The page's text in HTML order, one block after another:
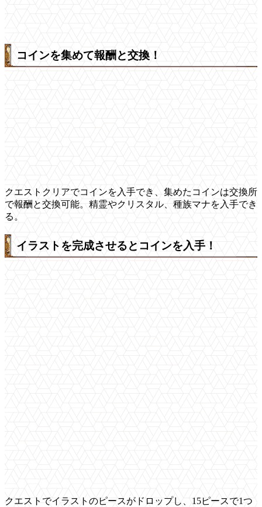
コインを集めて報酬と交換！
クエストクリアでコインを入手でき、集めたコインは交換所
で報酬と交換可能。精霊やクリスタル、種族マナを入手でき
る。
イラストを完成させるとコインを入手！
クエストでイラストのピースがドロップし、15ピースで1つ